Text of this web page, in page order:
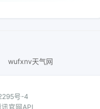
wufxnv天气网
号-4
官网API